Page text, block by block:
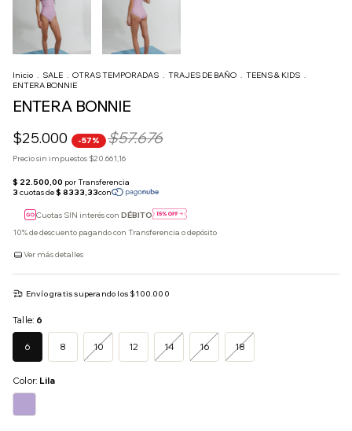
Inicio . SALE . OTRAS TEMPORADAS . TRAJES DE BAÑO . TEENS & KIDS .
ENTERA BONNIE
ENTERA BONNIE
$25.000 -57% $57.676
Precio sin impuestos $20.661,16
Cuotas SIN interés con DÉBITO
10% de descuento pagando con Transferencia o depósito
Ver más detalles
Envío gratissuperando los $100.000
Talle: 6
6 8 10 12 14 16 18
Color: Lila